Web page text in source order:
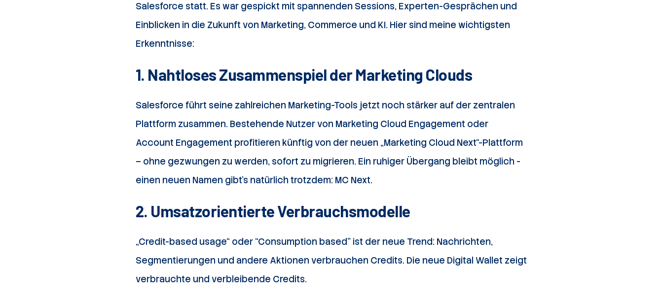
Salesforce statt. Es war gespickt mit spannenden Sessions, Experten-Gesprächen und
Einblicken in die Zukunft von Marketing, Commerce und KI. Hier sind meine wichtigsten
Erkenntnisse:
1. Nahtloses Zusammenspiel der Marketing Clouds
Salesforce führt seine zahlreichen Marketing-Tools jetzt noch stärker auf der zentralen
Plattform zusammen. Bestehende Nutzer von Marketing Cloud Engagement oder
Account Engagement profitieren künftig von der neuen „Marketing Cloud Next“-Plattform
– ohne gezwungen zu werden, sofort zu migrieren. Ein ruhiger Übergang bleibt möglich -
einen neuen Namen gibt’s natürlich trotzdem: MC Next.
2. Umsatzorientierte Verbrauchsmodelle
„Credit-based usage“ oder “Consumption based” ist der neue Trend: Nachrichten,
Segmentierungen und andere Aktionen verbrauchen Credits. Die neue Digital Wallet zeigt
verbrauchte und verbleibende Credits.